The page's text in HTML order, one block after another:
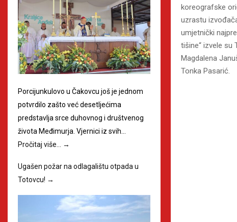
koreografske
uzrastu
umjetnički
tišine“ izvele su
Magdalena
Tonka Pasarić.
Porcijunkulovo u Čakovcu još je jednom
potvrdilo zašto već desetljećima
predstavlja srce duhovnog i društvenog
života Međimurja. Vjernici iz svih…
Pročitaj više…
→
Ugašen požar na odlagalištu otpada u
Totovcu! →